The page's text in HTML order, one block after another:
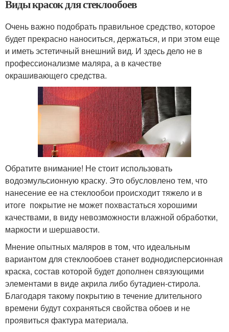
Виды красок для стеклообоев
Очень важно подобрать правильное средство, которое
будет прекрасно наноситься, держаться, и при этом еще
и иметь эстетичный внешний вид. И здесь дело не в
профессионализме маляра, а в качестве
окрашивающего средства.
Обратите внимание! Не стоит использовать
водоэмульсионную краску. Это обусловлено тем, что
нанесение ее на стеклообои происходит тяжело и в
итоге покрытие не может похвастаться хорошими
качествами, в виду невозможности влажной обработки,
маркости и шершавости.
Мнение опытных маляров в том, что идеальным
вариантом для стеклообоев станет воднодисперсионная
краска, состав которой будет дополнен связующими
элементами в виде акрила либо бутадиен-стирола.
Благодаря такому покрытию в течение длительного
времени будут сохраняться свойства обоев и не
проявиться фактура материала.